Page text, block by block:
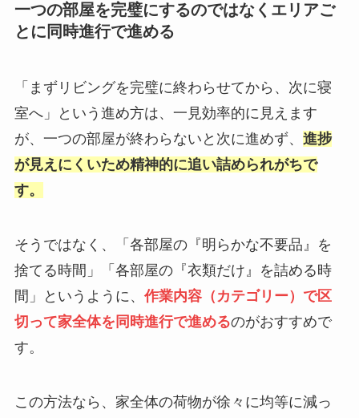
一つの部屋を完璧にするのではなくエリアご
とに同時進行で進める
「まずリビングを完璧に終わらせてから、次に寝
室へ」という進め方は、一見効率的に見えます
が、一つの部屋が終わらないと次に進めず、 進捗
が見えにくいため精神的に追い詰められがちで
す。
そうではなく、「各部屋の『明らかな不要品』を
捨てる時間」「各部屋の『衣類だけ』を詰める時
間」というように、 作業内容（カテゴリー）で区
切って家全体を同時進行で進めるのがおすすめで
す。
この方法なら、家全体の荷物が徐々に均等に減っ